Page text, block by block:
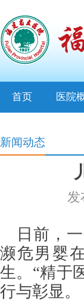
首页 医院
新闻动态
发
日前，
濒危男婴
生。“精于
行与彰显。